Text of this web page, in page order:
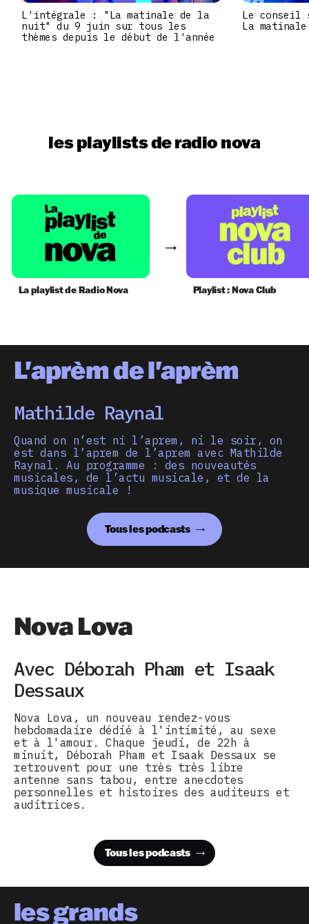
L'intégrale : "La matinale de la
nuit" du 9 juin sur tous les
thèmes depuis le début de l'année
Le conseil
La
les playlists de radio nova
La playlist de Radio Nova Playlist : Nova Club
L'aprèm de l'aprèm
Mathilde Raynal
Quand on n’est ni l’aprem, ni le soir, on
est dans l’aprem de l’aprem avec Mathilde
Raynal. Au programme : des nouveautés
musicales, de l’actu musicale, et de la
musique musicale !
Tous les podcasts
Nova Lova
Avec Déborah Pham et Isaak
Dessaux
Nova Lova, un nouveau rendez-vous
hebdomadaire dédié à l'intimité, au sexe
et à l'amour. Chaque jeudi, de 22h à
minuit, Déborah Pham et Isaak Dessaux se
retrouvent pour une très très libre
antenne sans tabou, entre anecdotes
personnelles et histoires des auditeurs et
auditrices.
Tous les podcasts
les grands